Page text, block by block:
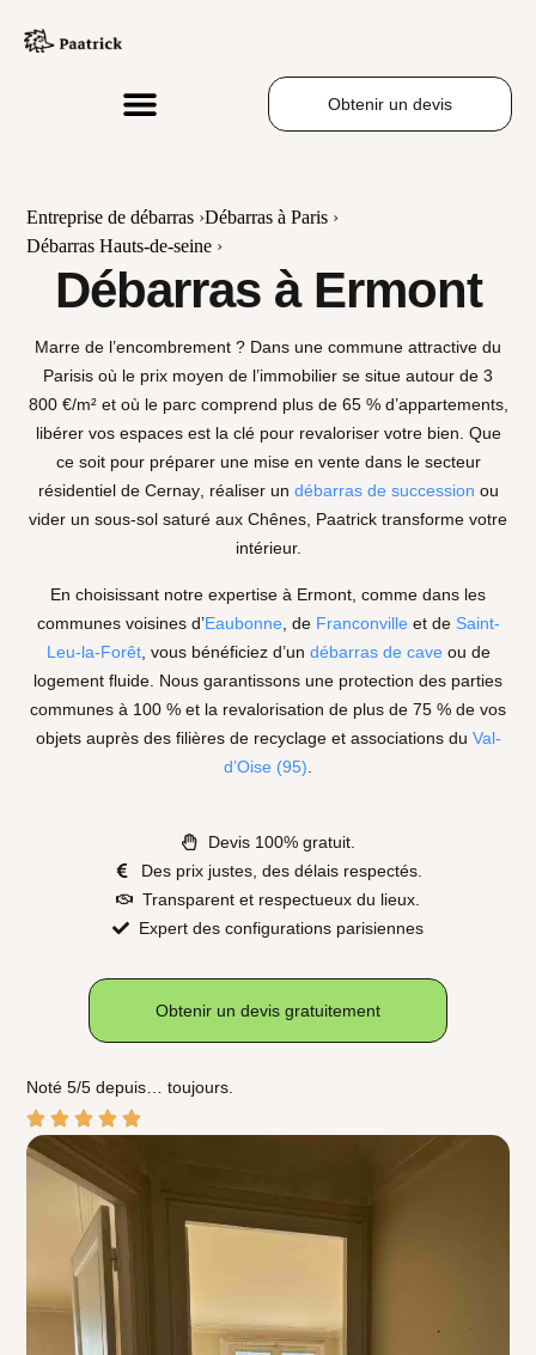
Obtenir un devis
Entreprise de débarras ›Débarras à Paris ›
Débarras Hauts-de-seine ›
Débarras à Ermont
Marre de l’encombrement ? Dans une commune attractive du
Parisis où le prix moyen de l’immobilier se situe autour de 3
800 €/m²et où le parc comprend plus de 65 % d’appartements,
libérer vos espaces est la clé pour revaloriser votre bien. Que
ce soit pour préparer une mise en vente dans le secteur
résidentiel de Cernay, réaliser un débarras de succession ou
vider un sous-sol saturé aux Chênes, Paatrick transforme votre
intérieur.
En choisissant notre expertise à Ermont, comme dans les
communes voisines d’Eaubonne, de Franconvilleet de Saint-
Leu-la-Forêt, vous bénéficiez d’un débarras de caveou de
logement fluide. Nous garantissons une protection des parties
communes à 100 % et la revalorisation de plus de 75 % de vos
objets auprès des filières de recyclage et associations du Val-
d’Oise (95)
Devis 100% gratuit.
Des prix justes, des délais respectés.
Transparent et respectueux du lieux.
Expert des configurations parisiennes
Obtenir un devis gratuitement
Noté 5/5 depuis… toujours.